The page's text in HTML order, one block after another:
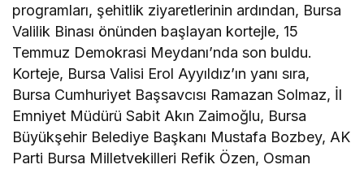
programları, şehitlik ziyaretlerinin ardından, Bursa
Valilik Binası önünden başlayan kortejle, 15
Temmuz Demokrasi Meydanı’nda son buldu.
Korteje, Bursa Valisi Erol Ayyıldız’ın yanı sıra,
Bursa Cumhuriyet Başsavcısı Ramazan Solmaz, İl
Emniyet Müdürü Sabit Akın Zaimoğlu, Bursa
Büyükşehir Belediye Başkanı Mustafa Bozbey, AK
Parti Bursa Milletvekilleri Refik Özen, Osman